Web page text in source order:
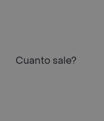
Cuanto sale?